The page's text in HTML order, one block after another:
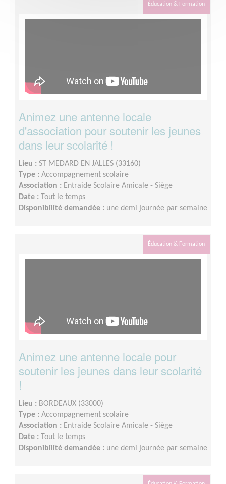
Éducation & Formation
Animez une antenne locale
d'association pour soutenir les jeunes
dans leur scolarité !
Lieu : ST MEDARD EN JALLES (33160)
Type : Accompagnement scolaire
Association : Entraide Scolaire Amicale - Siège
Date : Tout le temps
Disponibilité demandée : une demi journée par semaine
Éducation & Formation
Animez une antenne locale pour
soutenir les jeunes dans leur scolarité
!
Lieu : BORDEAUX (33000)
Type : Accompagnement scolaire
Association : Entraide Scolaire Amicale - Siège
Date : Tout le temps
Disponibilité demandée : une demi journée par semaine